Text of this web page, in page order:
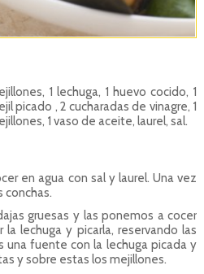
1 lechuga, 1 huevo cocido, 1
picado , 2 cucharadas de vinagre, 1
1 vaso de aceite, laurel, sal.
en agua con sal y laurel. Una vez
conchas.
gruesas y las ponemos a cocer
la lechuga y picarla, reservando las
una fuente con la lechuga picada y
y sobre estas los mejillones.